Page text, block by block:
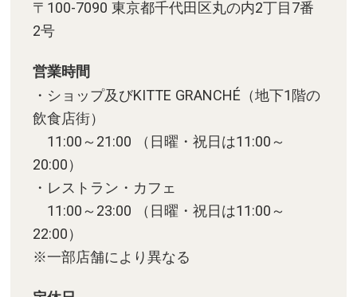
〒100-7090 東京都千代田区丸の内2丁目7番
2号
営業時間
・ショップ及びKITTE GRANCHÉ（地下1階の
飲食店街）
11:00～21:00 （日曜・祝日は11:00～
20:00）
・レストラン・カフェ
11:00～23:00 （日曜・祝日は11:00～
22:00）
※一部店舗により異なる